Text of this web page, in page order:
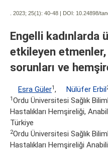
. 2023; 25(1): 40-48 | DOI: 10.24898/
Engelli kadınlarda
etkileyen etmenler,
sorunları ve
Esra Güler1, Nülüfer Erbil
1Ordu Üniversitesi Sağlık
Hastalıkları Hemşireliği,
Türkiye
2Ordu Üniversitesi Sağlık
Hastalıkları Hemşireliği